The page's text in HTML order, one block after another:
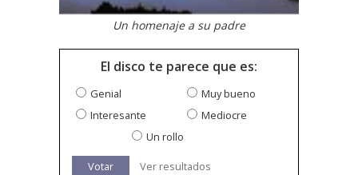
Un homenaje a su padre
El disco te parece que es:
Genial
Muy bueno
Interesante
Mediocre
Un rollo
Votar Ver resultados